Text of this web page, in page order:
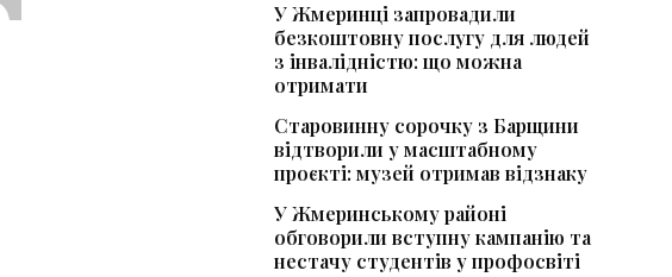
У Жмеринці запровадили
безкоштовну послугу для людей
з інвалідністю: що можна
отримати
Старовинну сорочку з Барщини
відтворили у масштабному
проєкті: музей отримав відзнаку
У Жмеринському районі
обговорили вступну кампанію та
нестачу студентів у профосвіті